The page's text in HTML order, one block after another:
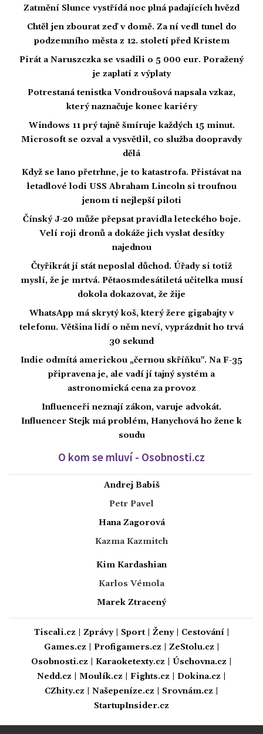
Zatmění Slunce vystřídá noc plná padajících hvězd
Chtěl jen zbourat zeď v domě. Za ní vedl tunel do
podzemního města z 12. století před Kristem
Pirát a Naruszczka se vsadili o 5 000 eur. Poražený
je zaplatí z výplaty
Potrestaná tenistka Vondroušová napsala vzkaz,
který naznačuje konec kariéry
Windows 11 prý tajně šmíruje každých 15 minut.
Microsoft se ozval a vysvětlil, co služba doopravdy
dělá
Když se lano přetrhne, je to katastrofa. Přistávat na
letadlové lodi USS Abraham Lincoln si troufnou
jenom ti nejlepší piloti
Čínský J-20 může přepsat pravidla leteckého boje.
Velí roji dronů a dokáže jich vyslat desítky
najednou
Čtyřikrát jí stát neposlal důchod. Úřady si totiž
myslí, že je mrtvá. Pětaosmdesátiletá učitelka musí
dokola dokazovat, že žije
WhatsApp má skrytý koš, který žere gigabajty v
telefonu. Většina lidí o něm neví, vyprázdnit ho trvá
30 sekund
Indie odmítá americkou „černou skříňku". Na F-35
připravena je, ale vadí jí tajný systém a
astronomická cena za provoz
Influenceři neznají zákon, varuje advokát.
Influencer Stejk má problém, Hanychová ho žene k
soudu
O kom se mluví - Osobnosti.cz
Andrej Babiš
Petr Pavel
Hana Zagorová
Kazma Kazmitch
Kim Kardashian
Karlos Vémola
Marek Ztracený
Tiscali.cz Zprávy| Sport| Ženy| Cestování|
Games.cz
Profigamers.cz ZeStolu.cz
Osobnosti.cz
Karaoketexty.cz Úschovna.cz
Nedd.cz
Moulík.cz Fights.cz Dokina.cz
CZhity.cz
Našepeníze.cz Srovnám.cz
StartupInsider.cz